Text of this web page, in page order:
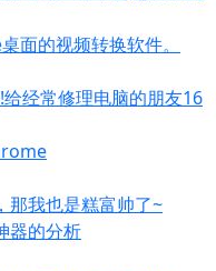
面的视频转换软件。
经常修理电脑的朋友16
那我也是糕富帅了~
器的分析